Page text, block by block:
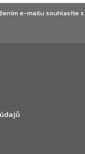
e-mailu souhlasíte s